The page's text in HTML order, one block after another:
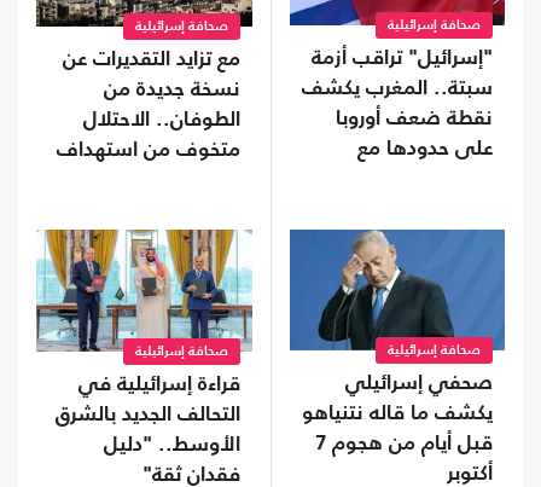
صحافة إسرائيلية
"إسرائيل" تراقب أزمة
سبتة.. المغرب يكشف
نقطة ضعف أوروبا
على حدودها مع
صحافة إسرائيلية
مع تزايد التقديرات عن
نسخة جديدة من
الطوفان.. الاحتلال
متخوف من استهداف
صحافة إسرائيلية
صحفي إسرائيلي
يكشف ما قاله نتنياهو
قبل أيام من هجوم 7
أكتوبر
صحافة إسرائيلية
قراءة إسرائيلية في
التحالف الجديد بالشرق
الأوسط.. "دليل
فقدان ثقة"